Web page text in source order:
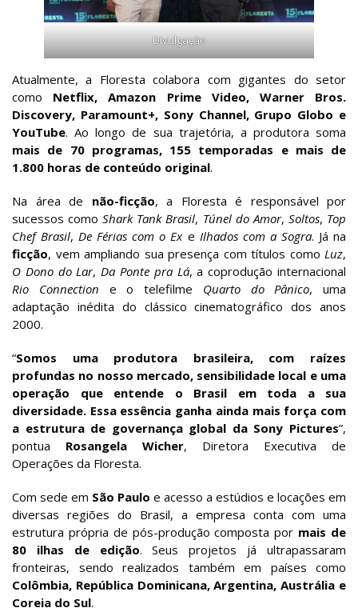
Divulgação
Atualmente, a Floresta colabora com gigantes do setor
como Netflix, Amazon Prime Video, Warner Bros.
Discovery, Paramount+, Sony Channel, Grupo Globo e
YouTube. Ao longo de sua trajetória, a produtora soma
mais de 70 programas, 155 temporadas e mais de
1.800 horas de conteúdo original.
Na área de não-ficção, a Floresta é responsável por
sucessos comoShark Tank Brasil, Túnel do Amor, Soltos, Top
Chef Brasil,De Férias com o Exe Ilhados com a Sogra. Já na
ficção, vem ampliando sua presença com títulos como Luz,
O Dono do Lar,Da Ponte pra Lá, a coprodução internacional
Rio Connection e o telefilme Quarto do Pânico, uma
adaptação inédita do clássico cinematográfico dos anos
2000.
“Somos uma produtora brasileira, com raízes
profundas no nosso mercado, sensibilidade local e uma
operação que entende o Brasil em toda a sua
diversidade. Essa essência ganha ainda mais força com
a estrutura de governança global da Sony Pictures”,
pontua Rosangela Wicher, Diretora Executiva de
Operações da Floresta.
Com sede em São Paulo e acesso a estúdios e locações em
diversas regiões do Brasil, a empresa conta com uma
estrutura própria de pós-produção composta por mais de
80 ilhas de edição. Seus projetos já ultrapassaram
fronteiras, sendo realizados também em países como
Colômbia, República Dominicana, Argentina, Austrália e
Coreia do Sul.